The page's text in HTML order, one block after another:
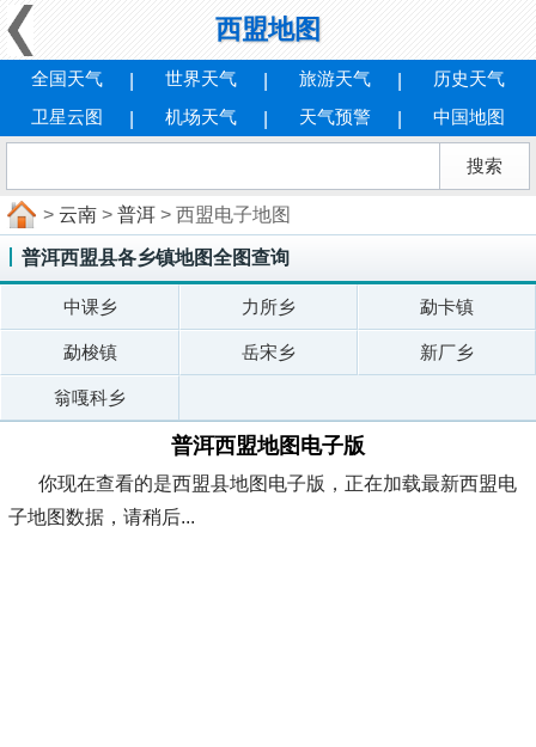
西盟地图
全国天气 世界天气 旅游天气
历史天气
卫星云图
机场天气 天气预警 中国地图
> 云南 > 普洱 > 西盟电子地图
普洱西盟县各乡镇地图全图查询
中课乡 力所乡 勐卡镇
勐梭镇 岳宋乡 新厂乡
翁嘎科乡
普洱西盟地图电子版
你现在查看的是西盟县地图电子版，正在加载最新西盟电
子地图数据，请稍后...